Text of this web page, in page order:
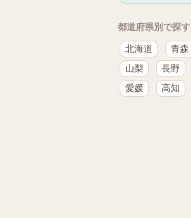
都道府県別で探す
北海道 青森
山梨
長野
愛媛
高知